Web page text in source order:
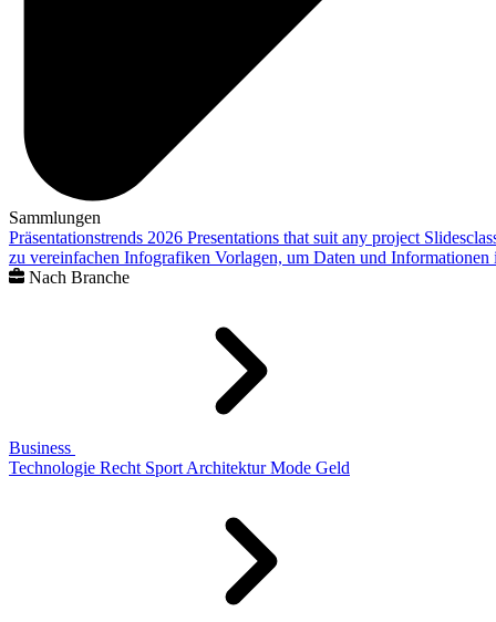
Sammlungen
Präsentationstrends 2026 Presentations that suit any project
zu vereinfachen Infografiken Vorlagen, um Daten und
Nach Branche
Business
Technologie Recht Sport Architektur Mode Geld